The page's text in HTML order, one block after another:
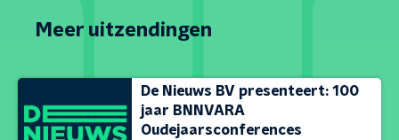
Meer uitzendingen
De Nieuws BV presenteert: 100
jaar BNNVARA
Oudejaarsconferences